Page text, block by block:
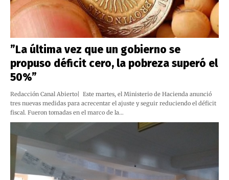
”La última vez que un gobierno se
propuso déficit cero, la pobreza superó el
50%”
Redacción Canal Abierto| Este martes, el Ministerio de Hacienda anunció
tres nuevas medidas para acrecentar el ajuste y seguir reduciendo el déficit
fiscal. Fueron tomadas en el marco de la…